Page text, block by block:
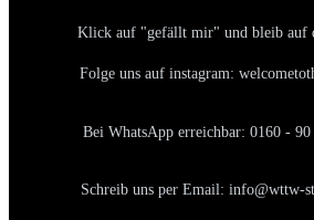
Klick auf "gefällt mir" und bleib auf
Folge uns auf instagram:
Bei WhatsApp erreichbar: 0160 - 90
Schreib uns per Email: info@wttw-